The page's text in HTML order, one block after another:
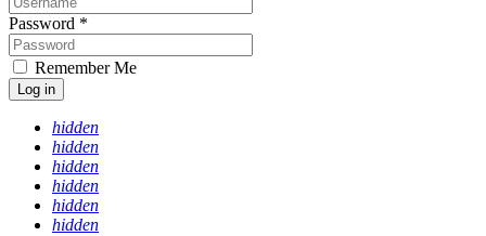
Password *
Remember Me
Log in
hidden
hidden
hidden
hidden
hidden
hidden